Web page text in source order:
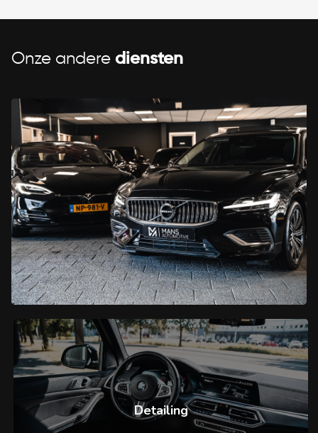
Onze anderediensten
Detailing